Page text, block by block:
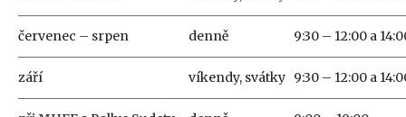
červenec – srpen denně 9:30 – 12:00 a
září víkendy, svátky 9:30 – 12:00 a